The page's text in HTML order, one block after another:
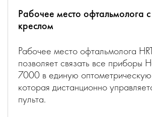
Рабочее место офтальмолога
креслом
Рабочее место офтальмолога
позволяет связать все приборы
7000 в единую
которая дистанционно
пульта.